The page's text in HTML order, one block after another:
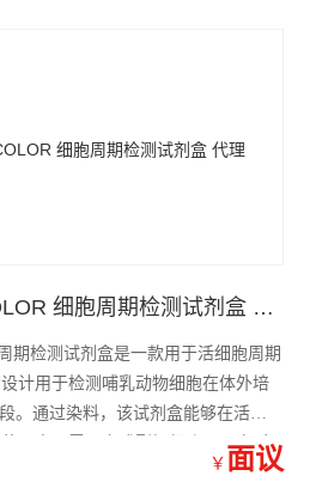
C1000 C2000BIOCOLOR 细胞周期检测试剂盒 代理
期检测试剂盒是一款用于活细胞周期
计用于检测哺乳动物细胞在体外培
。通过染料，该试剂盒能够在活细
用户无需固定或裂解细胞即可实时
检测简单快捷，1小时内即可完成
￥ 面议